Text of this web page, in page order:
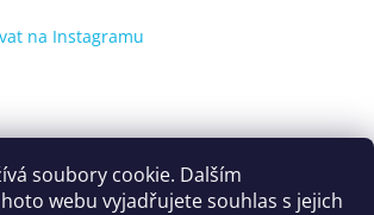
soubory cookie. Dalším
webu vyjadřujete souhlas s jejich
na Instagramu